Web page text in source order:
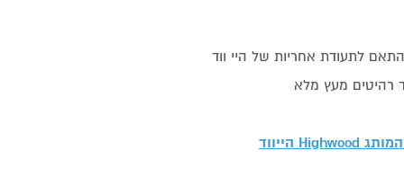
רהיטים מעץ מלא
המותג Highwood הייווד